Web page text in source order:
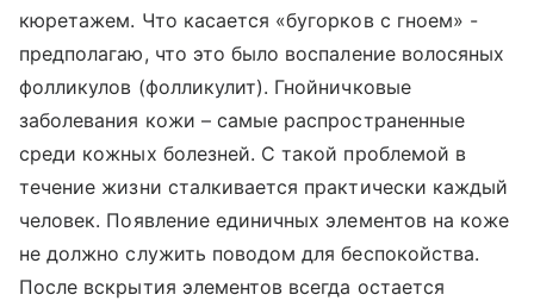
кюретажем. Что касается «бугорков с гноем» -
предполагаю, что это было воспаление волосяных
фолликулов (фолликулит). Гнойничковые
заболевания кожи – самые распространенные
среди кожных болезней. С такой проблемой в
течение жизни сталкивается практически каждый
человек. Появление единичных элементов на коже
не должно служить поводом для беспокойства.
После вскрытия элементов всегда остается